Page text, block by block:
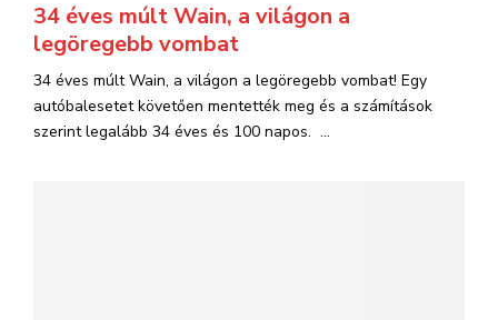
34 éves múlt Wain, a világon a
legöregebb vombat
34 éves múlt Wain, a világon a legöregebb vombat! Egy
autóbalesetet követően mentették meg és a számítások
szerint legalább 34 éves és 100 napos. ...